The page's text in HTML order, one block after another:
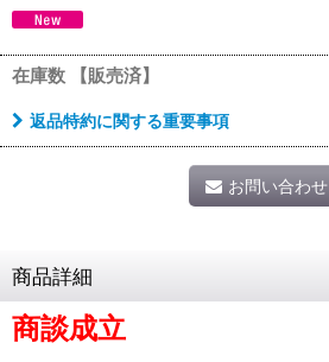
在庫数 【販売済】
返品特約に関する重要事項
お問い合わせ
商品詳細
商談成立